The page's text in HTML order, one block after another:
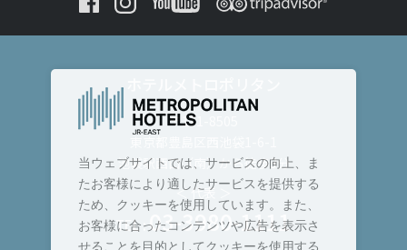
〒171-8505
池袋駅西口（南）から徒歩3分
＜ 代表 ＞
TEL :03-3980-1111
当ウェブサイトでは、サービスの向上、ま
たお客様により適したサービスを提供する
ため、クッキーを使用しています。また、
お客様に合ったコンテンツや広告を表示さ
せることを目的としてクッキーを使用する